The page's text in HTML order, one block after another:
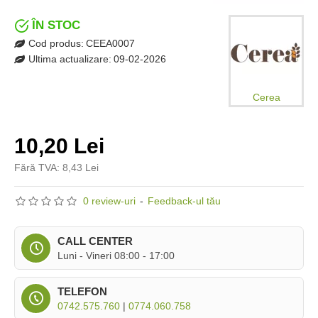
0 review-uri - Feedback-ul tău
10,20 Lei
Fără TVA: 8,43 Lei
ÎN STOC
Cod produs: CEEA0007
Ultima actualizare: 09-02-2026
Cerea
CALL CENTER
Luni - Vineri 08:00 - 17:00
TELEFON
0742.575.760 | 0774.060.758